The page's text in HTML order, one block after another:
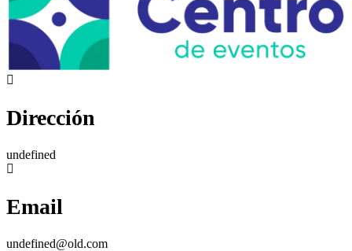
Dirección
undefined
Email
undefined@old.com